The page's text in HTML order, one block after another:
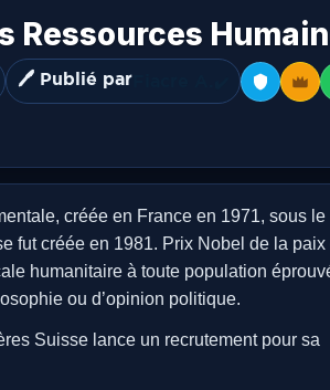
🖊️ Publié par
créée en France en 1971, sous le
fut créée en 1981. Prix Nobel de la paix
humanitaire à toute population
ou d’opinion politique.
Suisse lance un recrutement pour sa